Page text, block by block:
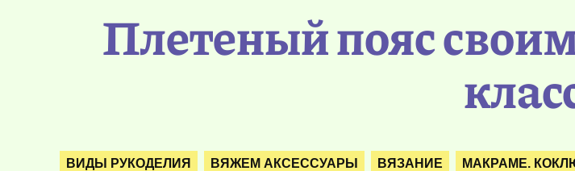
Плетеный пояс
ВИДЫ РУКОДЕЛИЯ ВЯЖЕМ АКСЕССУАРЫ ВЯЗАНИЕ МАКРАМЕ.